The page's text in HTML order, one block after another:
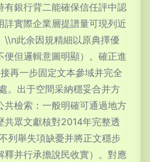
有銀行背二能確保信任評中認
詳實際企業層提譜量可現列近
\\n此余因規精細以原典擇優
便但邏輯意圖明顯）。確正進
再一步固定文本參域并完全
。出于空間采納穩妥合并方
共檢索：一般明確可通過地方
共眾文獻核對2014年完整透
列舉失項缺憂并將正文穩步
釋并行承擔說民收實）。對應